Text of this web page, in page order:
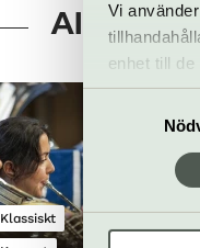
Vi
enhet till
Allt som
Klassiskt